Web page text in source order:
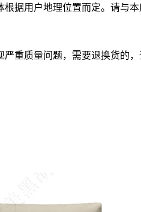
据用户地理位置而定。请与本
重质量问题，需要退换货的，